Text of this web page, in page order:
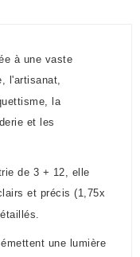
à une vaste
l'artisanat,
la
et les
de 3 + 12, elle
et précis (1,75x
une lumière